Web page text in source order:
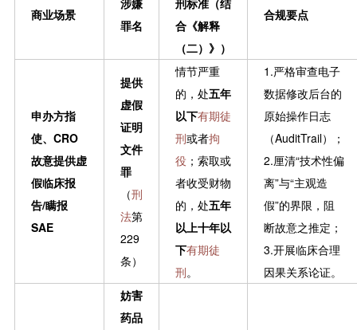
商业场景
罪名
合《解释
（二）》）
合规要点
申办方指
使、CRO
故意提供虚
假临床报
告/瞒报
SAE
提供
虚假
证明
文件
罪
（刑
法第
229
条）
情节严重
的，处五年
以下有期徒
刑或者拘
役 ；索取或
者收受财物
的，处五年
以上十年以
下有期徒
刑。
1.严格审查电子
数据修改后台的
原始操作日志
（AuditTrail）；
2.厘清“技术性偏
离”与“主观造
假”的界限，阻
断故意之推定；
3.开展临床合理
因果关系论证。
妨害
药品